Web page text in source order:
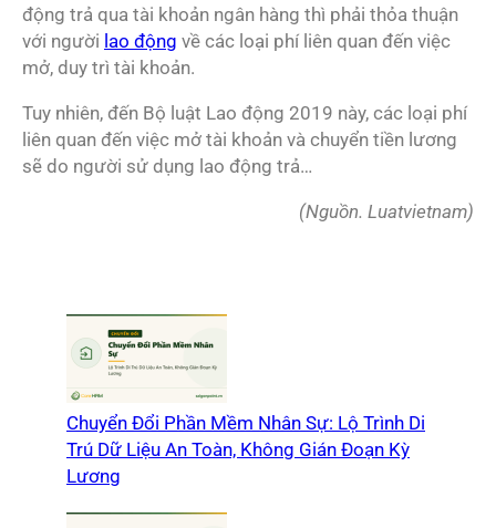
động trả qua tài khoản ngân hàng thì phải thỏa thuận
với người lao động về các loại phí liên quan đến việc
mở, duy trì tài khoản.
Tuy nhiên, đến Bộ luật Lao động 2019 này, các loại phí
liên quan đến việc mở tài khoản và chuyển tiền lương
sẽ do người sử dụng lao động trả…
(Nguồn. Luatvietnam)
Chuyển Đổi Phần Mềm Nhân Sự: Lộ Trình Di
Trú Dữ Liệu An Toàn, Không Gián Đoạn Kỳ
Lương